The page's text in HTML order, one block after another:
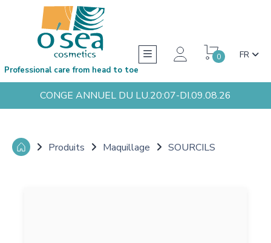
0 FR
Professional care from head to toe
CONGE ANNUEL DU LU.20:07-DI.09.08.26
Produits Maquillage SOURCILS